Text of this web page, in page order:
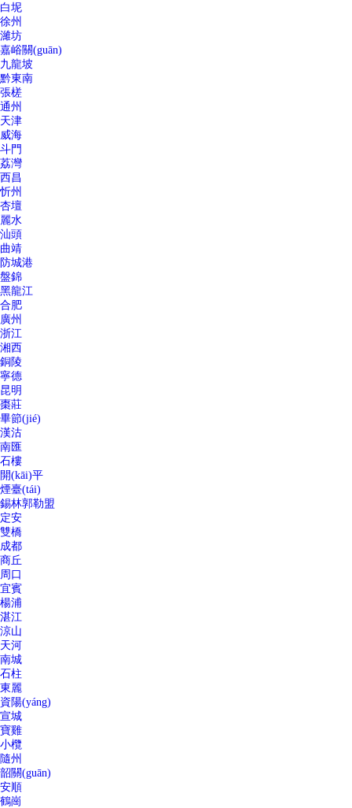
白坭
徐州
濰坊
嘉峪關(guān)
九龍坡
黔東南
張槎
通州
天津
威海
斗門
荔灣
西昌
忻州
杏壇
麗水
汕頭
曲靖
防城港
盤錦
黑龍江
合肥
廣州
浙江
湘西
銅陵
寧德
昆明
棗莊
畢節(jié)
漢沽
南匯
石樓
開(kāi)平
煙臺(tái)
錫林郭勒盟
定安
雙橋
成都
商丘
周口
宜賓
楊浦
湛江
涼山
天河
南城
石柱
東麗
資陽(yáng)
宣城
寶雞
小欖
隨州
韶關(guān)
安順
鶴崗